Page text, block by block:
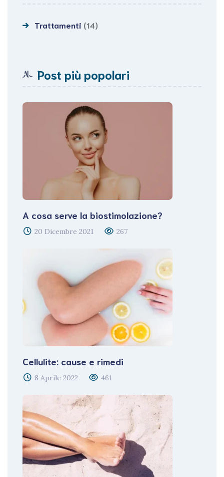
Trattamenti (14)
Post più popolari
A cosa serve la biostimolazione?
20 Dicembre 2021 267
Cellulite: cause e rimedi
8 Aprile 2022 461